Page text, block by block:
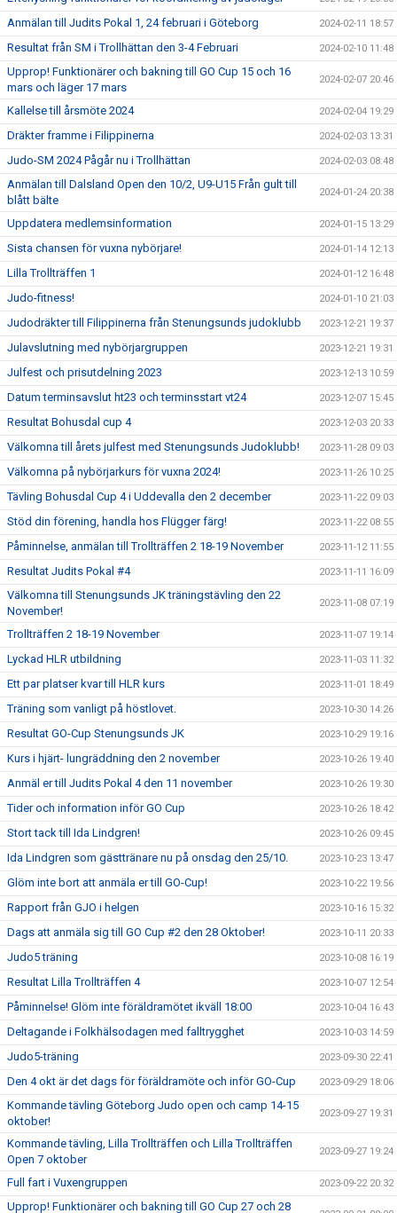
Anmälan till Judits Pokal 1, 24 februari i Göteborg 2024-02-11 18:57
Resultat från SM i Trollhättan den 3-4 Februari 2024-02-10 11:48
Upprop! Funktionärer och bakning till GO Cup 15 och 16
mars och läger 17 mars
2024-02-07 20:46
Kallelse till årsmöte 2024 2024-02-04 19:29
Dräkter framme i Filippinerna 2024-02-03 13:31
Judo-SM 2024 Pågår nu i Trollhättan 2024-02-03 08:48
Anmälan till Dalsland Open den 10/2, U9-U15 Från gult till
blått bälte
2024-01-24 20:38
Uppdatera medlemsinformation 2024-01-15 13:29
Sista chansen för vuxna nybörjare! 2024-01-14 12:13
Lilla Trollträffen 1 2024-01-12 16:48
Judo-fitness! 2024-01-10 21:03
Judodräkter till Filippinerna från Stenungsunds judoklubb 2023-12-21 19:37
Julavslutning med nybörjargruppen 2023-12-21 19:31
Julfest och prisutdelning 2023 2023-12-13 10:59
Datum terminsavslut ht23 och terminsstart vt24 2023-12-07 15:45
Resultat Bohusdal cup 4 2023-12-03 20:33
Välkomna till årets julfest med Stenungsunds Judoklubb! 2023-11-28 09:03
Välkomna på nybörjarkurs för vuxna 2024! 2023-11-26 10:25
Tävling Bohusdal Cup 4 i Uddevalla den 2 december 2023-11-22 09:03
Stöd din förening, handla hos Flügger färg! 2023-11-22 08:55
Påminnelse, anmälan till Trollträffen 2 18-19 November 2023-11-12 11:55
Resultat Judits Pokal #4 2023-11-11 16:09
Välkomna till Stenungsunds JK träningstävling den 22
November!
2023-11-08 07:19
Trollträffen 2 18-19 November 2023-11-07 19:14
Lyckad HLR utbildning 2023-11-03 11:32
Ett par platser kvar till HLR kurs 2023-11-01 18:49
Träning som vanligt på höstlovet. 2023-10-30 14:26
Resultat GO-Cup Stenungsunds JK 2023-10-29 19:16
Kurs i hjärt- lungräddning den 2 november 2023-10-26 19:40
Anmäl er till Judits Pokal 4 den 11 november 2023-10-26 19:30
Tider och information inför GO Cup 2023-10-26 18:42
Stort tack till Ida Lindgren! 2023-10-26 09:45
Ida Lindgren som gästtränare nu på onsdag den 25/10. 2023-10-23 13:47
Glöm inte bort att anmäla er till GO-Cup! 2023-10-22 19:56
Rapport från GJO i helgen 2023-10-16 15:32
Dags att anmäla sig till GO Cup #2 den 28 Oktober! 2023-10-11 20:33
Judo5 träning 2023-10-08 16:19
Resultat Lilla Trollträffen 4 2023-10-07 12:54
Påminnelse! Glöm inte föräldramötet ikväll 18:00 2023-10-04 16:43
Deltagande i Folkhälsodagen med falltrygghet 2023-10-03 14:59
Judo5-träning 2023-09-30 22:41
Den 4 okt är det dags för föräldramöte och inför GO-Cup 2023-09-29 18:06
Kommande tävling Göteborg Judo open och camp 14-15
oktober!
2023-09-27 19:31
Kommande tävling, Lilla Trollträffen och Lilla Trollträffen
Open 7 oktober
2023-09-27 19:24
Full fart i Vuxengruppen 2023-09-22 20:32
Upprop! Funktionärer och bakning till GO Cup 27 och 28